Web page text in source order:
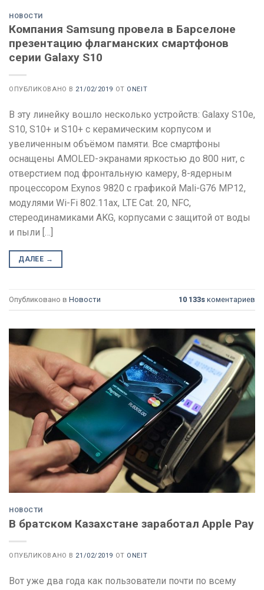
НОВОСТИ
Компания Samsung провела в Барселоне
презентацию флагманских смартфонов
серии Galaxy S10
ОПУБЛИКОВАНО В 21/02/2019 ОТ ONEIT
В эту линейку вошло несколько устройств: Galaxy S10e,
S10, S10+ и S10+ с керамическим корпусом и
увеличенным объёмом памяти. Все смартфоны
оснащены AMOLED-экранами яркостью до 800 нит, с
отверстием под фронтальную камеру, 8-ядерным
процессором Exynos 9820 с графикой Mali-G76 MP12,
модулями Wi-Fi 802.11ax, LTE Cat. 20, NFC,
стереодинамиками AKG, корпусами с защитой от воды
и пыли […]
ДАЛЕЕ →
Опубликовано в Новости 10 133s коментариев
НОВОСТИ
В братском Казахстане заработал Apple Pay
ОПУБЛИКОВАНО В 21/02/2019 ОТ ONEIT
Вот уже два года как пользователи почти по всему